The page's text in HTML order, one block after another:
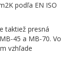
podľa EN ISO
taktiež presná
45 a MB-70. Vo
vzhľade